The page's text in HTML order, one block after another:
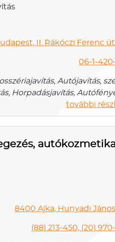
II. Rákóczi Ferenc út
06-1-
Autójavítás,
Horpadásjavítás,
további
8400 Ajka, Hunyadi János
(88) 213-450, (20) 970-